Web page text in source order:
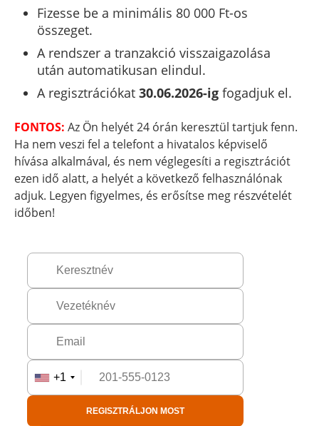
Fizesse be a minimális 80 000 Ft-os
összeget.
A rendszer a tranzakció visszaigazolása
után automatikusan elindul.
A regisztrációkat30.06.2026-igfogadjuk el.
FONTOS: Az Ön helyét 24 órán keresztül tartjuk fenn.
Ha nem veszi fel a telefont a hivatalos képviselő
hívása alkalmával, és nem véglegesíti a regisztrációt
ezen idő alatt, a helyét a következő felhasználónak
adjuk. Legyen figyelmes, és erősítse meg részvételét
időben!
+1
REGISZTRÁLJON MOST